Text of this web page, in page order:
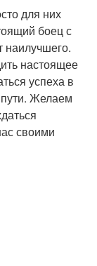
для них
боец с
наилучшего.
настоящее
успеха в
пути. Желаем
своими